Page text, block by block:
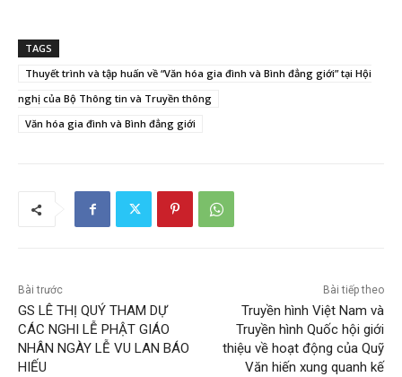
TAGS
Thuyết trình và tập huấn về “Văn hóa gia đình và Bình đẳng giới” tại Hội
nghị của Bộ Thông tin và Truyền thông
Văn hóa gia đình và Bình đẳng giới
Bài trước
GS LÊ THỊ QUÝ THAM DỰ
CÁC NGHI LỄ PHẬT GIÁO
NHÂN NGÀY LỄ VU LAN BÁO
HIẾU
Bài tiếp theo
Truyền hình Việt Nam và
Truyền hình Quốc hội giới
thiệu về hoạt động của Quỹ
Văn hiến xung quanh kế